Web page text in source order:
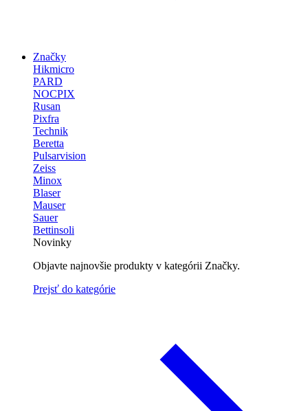
Značky
Hikmicro
PARD
NOCPIX
Rusan
Pixfra
Technik
Beretta
Pulsarvision
Zeiss
Minox
Blaser
Mauser
Sauer
Bettinsoli
Novinky
Objavte najnovšie produkty v kategórii Značky.
Prejsť do kategórie